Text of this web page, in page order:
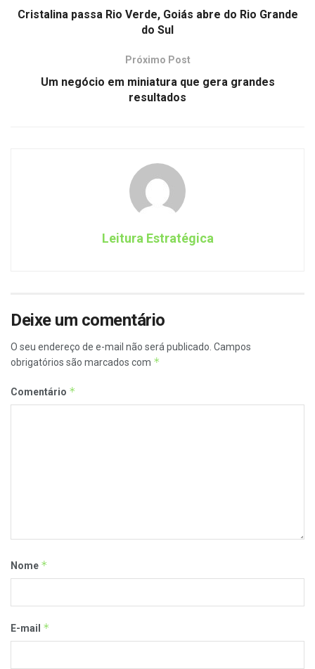
Cristalina passa Rio Verde, Goiás abre do Rio Grande
do Sul
Próximo Post
Um negócio em miniatura que gera grandes
resultados
Leitura Estratégica
Deixe um comentário
O seu endereço de e-mail não será publicado. Campos
obrigatórios são marcados com *
Comentário *
Nome *
E-mail *